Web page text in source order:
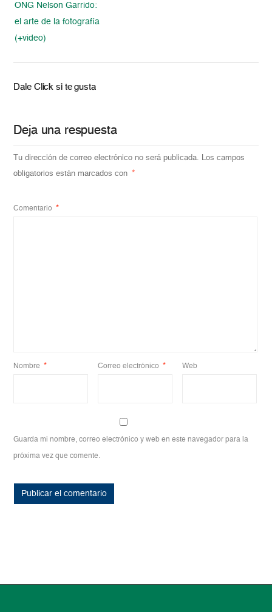
ONG Nelson Garrido:
el arte de la fotografía
(+video)
Dale Click si te gusta
Deja una respuesta
Tu dirección de correo electrónico no será publicada. Los campos
obligatorios están marcados con
*
Comentario *
Nombre * Correo electrónico * Web
Guarda mi nombre, correo electrónico y web en este navegador para la
próxima vez que comente.